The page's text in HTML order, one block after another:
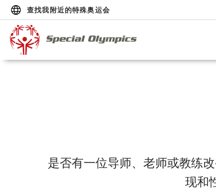
查找我附近的特殊奥运会
是否有一位导师、老师或教练
现和